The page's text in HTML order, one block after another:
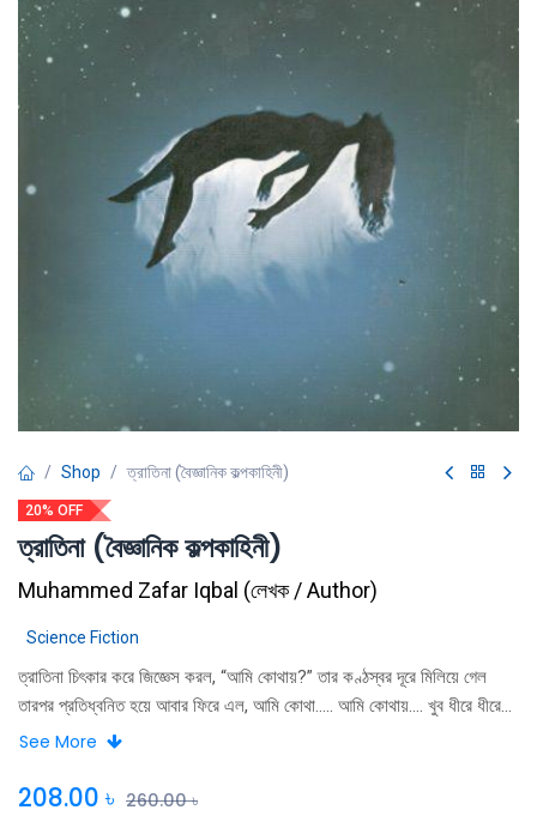
Shop ত্রাতিনা (বৈজ্ঞানিক কল্পকাহিনী)
20% OFF
ত্রাতিনা (বৈজ্ঞানিক কল্পকাহিনী)
Muhammed Zafar Iqbal (লেখক / Author)
Science Fiction
ত্রাতিনা চিৎকার করে জিজ্ঞেস করল, “আমি কোথায়?” তার কণ্ঠস্বর দূরে মিলিয়ে গেল
তারপর প্রতিধ্বনিত হয়ে আবার ফিরে এল, আমি কোথা….. আমি কোথায়…. খুব ধীরে ধীরে
প্রতিধ্বনিতগুলো মিলেয় যেতে থাকে। তারপর এক সময় আবার সেই নৈঃশব্দ্যের শূন্যতায়
প্রতিধ্বনিত হয়ে ফিরে আসে, প্রতিধ্বনিত শব্দগুলো ধীরে ধীরে মিলিয়ে যেতে থাকে।
See More
208.00 ৳ 260.00৳